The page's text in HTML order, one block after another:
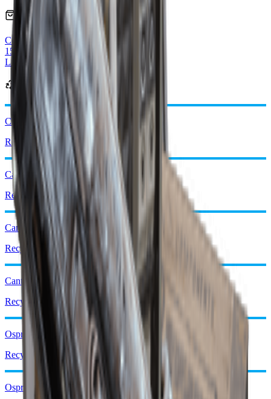
Verkauft von Händlern
Celeste
vendorLevel
15x Verschiedenes Saatgut
Limit: 3
Wird täglich aufgefüllt
Erhältlich von
Canto I
Recyceln: x2
Canto II
Recyceln: x2
Canto III
Recyceln: x3
Canto IV
Recyceln: x3
Osprey I
Recyceln: x2
Osprey II